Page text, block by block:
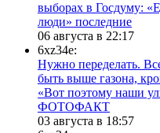
выборах в Госдуму:
люди» последние
06 августа в 22:17
6xz34e:
Нужно переделать.
быть выше газона,
«Вот поэтому наши
ФОТОФАКТ
03 августа в 18:57